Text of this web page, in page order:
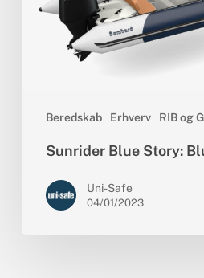
Beredskab Erhverv RIB og
Sunrider Blue Story:
Uni-Safe
04/01/2023